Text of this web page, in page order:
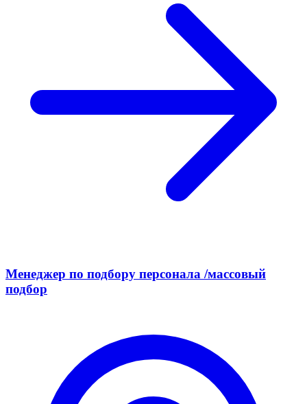
Менеджер по подбору персонала /массовый
подбор